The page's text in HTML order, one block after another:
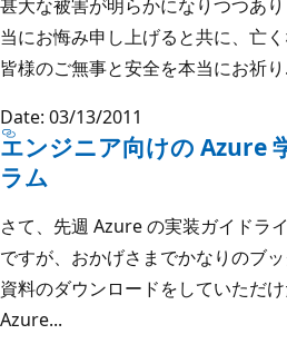
甚大な被害が明らかになりつつあ
当にお悔み申し上げると共に、亡
皆様のご無事と安全を本当にお祈り
Date: 03/13/2011
エンジニア向けの Azure
ラム
さて、先週 Azure の実装ガイドラ
ですが、おかげさまでかなりのブ
資料のダウンロードをしていただ
Azure...